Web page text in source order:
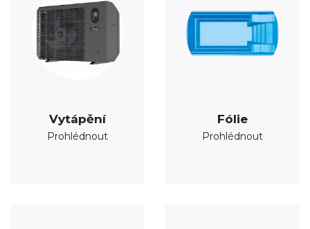
Vytápění
Prohlédnout
Fólie
Prohlédnout